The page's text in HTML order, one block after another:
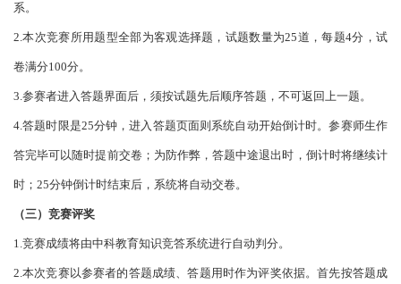
系。
2.本次竞赛所用题型全部为客观选择题，试题数量为25道，每题4分，试
卷满分100分。
3.参赛者进入答题界面后，须按试题先后顺序答题，不可返回上一题。
4.答题时限是25分钟，进入答题页面则系统自动开始倒计时。参赛师生作
答完毕可以随时提前交卷；为防作弊，答题中途退出时，倒计时将继续计
时；25分钟倒计时结束后，系统将自动交卷。
（三） 竞赛评奖
1.竞赛成绩将由中科教育知识竞答系统进行自动判分。
2.本次竞赛以参赛者的答题成绩、答题用时作为评奖依据。首先按答题成